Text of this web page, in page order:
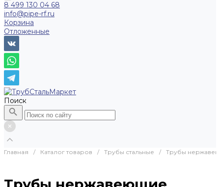
8 499 130 04 68
info@pipe-rf.ru
Корзина
Отложенные
Поиск
Главная / Каталог товаров / Трубы стальные / Трубы